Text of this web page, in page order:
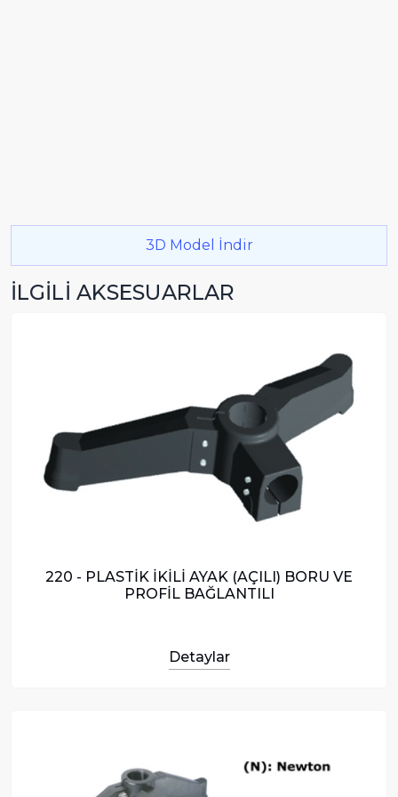
3D Model İndir
İLGİLİ AKSESUARLAR
220 - PLASTİK İKİLİ AYAK (AÇILI) BORU VE
PROFİL BAĞLANTILI
Detaylar